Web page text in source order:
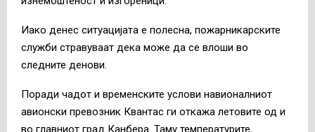
Иако денес ситуацијата е полесна, пожарникарските
служби стравуваат дека може да се влоши во
следните денови.
Поради чадот и временските услови навионалниот
авионски превозник Квантас ги откажа летовите од и
во главниот град Канбера. Таму температурите